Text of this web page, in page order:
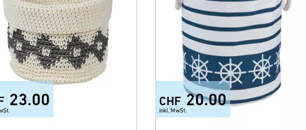
23.00 CHF 20.00
inkl. MwSt.